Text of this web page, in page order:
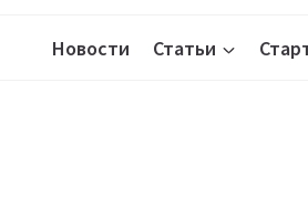
Новости Статьи